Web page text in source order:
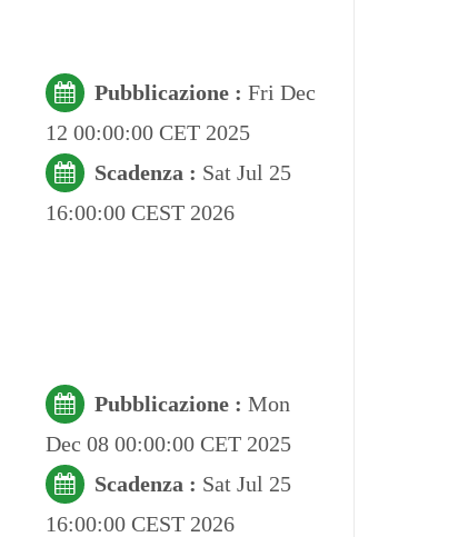
Pubblicazione : Fri Dec
12 00:00:00 CET 2025
Scadenza : Sat Jul 25
16:00:00 CEST 2026
Pubblicazione : Mon
Dec 08 00:00:00 CET 2025
Scadenza : Sat Jul 25
16:00:00 CEST 2026